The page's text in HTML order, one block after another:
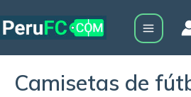
to
Main
Camisetas de